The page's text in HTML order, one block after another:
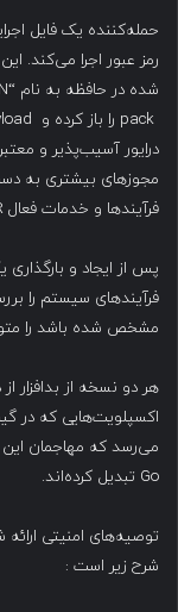
رمز عبور اجرا می‌کند.
درایور آسیب‌پذیر و
مجوزهای بیشتری به
فرآیندها و خدمات فعال EDR به کار می‌گیرد.
پس از ایجاد و بارگذاری
فرآیندهای سیستم را
مشخص شده باشد را
هر دو نسخه از بدافزار
اکسپلویت‌هایی که در
می‌رسد که مهاجمان این
Go تبدیل کرده‌اند.
شرح زیر است :